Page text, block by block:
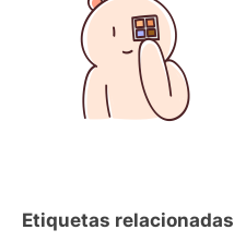
Etiquetas relacionadas